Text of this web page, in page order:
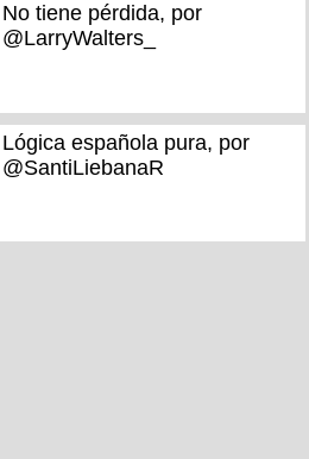
No tiene pérdida, por
@LarryWalters_
Lógica española pura, por
@SantiLiebanaR